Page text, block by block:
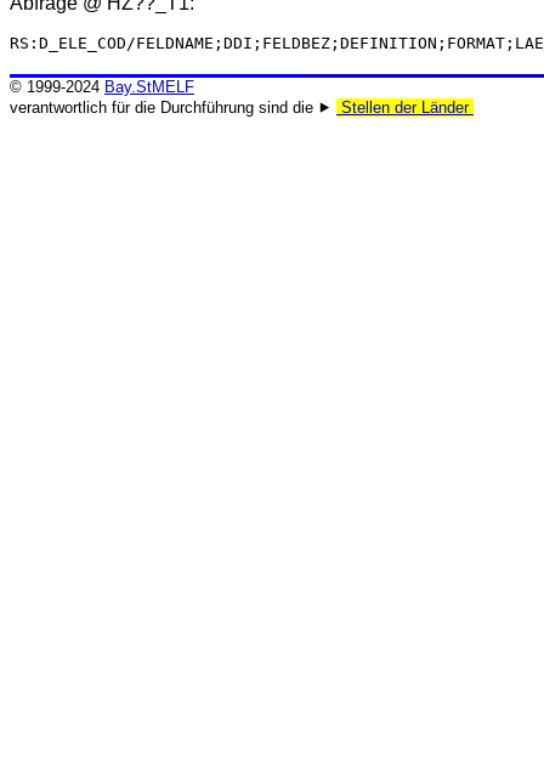
RS:D_ELE_COD/
© 1999-2024 Bay.StMELF
verantwortlich für die Durchführung sind die ⯈
Stellen der Länder